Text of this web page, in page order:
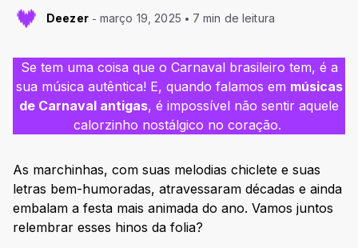
Deezer março 19, 2025 7 min de leitura
Se tem uma coisa que o Carnaval brasileiro tem, é a
sua música autêntica! E, quando falamos em músicas
de Carnaval antigas, é impossível não sentir aquele
calorzinho nostálgico no coração.
As marchinhas, com suas melodias chiclete e suas
letras bem-humoradas, atravessaram décadas e ainda
embalam a festa mais animada do ano. Vamos juntos
relembrar esses hinos da folia?